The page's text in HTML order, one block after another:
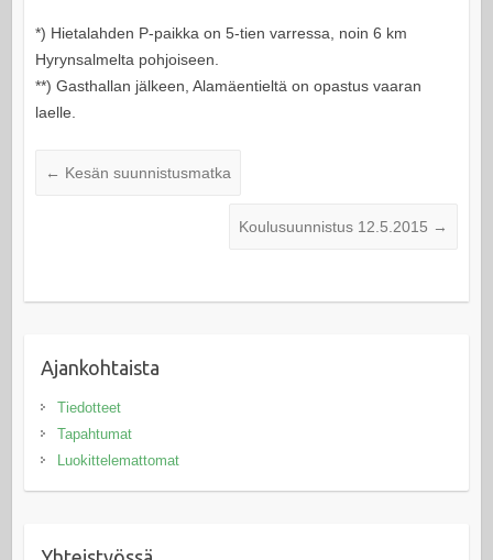
*) Hietalahden P-paikka on 5-tien varressa, noin 6 km
Hyrynsalmelta pohjoiseen.
**) Gasthallan jälkeen, Alamäentieltä on opastus vaaran
laelle.
← Kesän suunnistusmatka
Koulusuunnistus 12.5.2015 →
Ajankohtaista
Tiedotteet
Tapahtumat
Luokittelemattomat